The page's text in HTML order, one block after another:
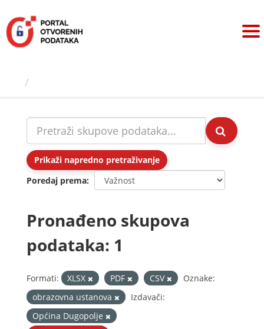
sadržaj
Prikaži napredno pretraživanje
Poredaj prema
Pronađeno skupova
podataka: 1
Formati: XLSX PDF CSV
Oznake:
obrazovna ustanova
Izdavači:
Općina Dugopolje